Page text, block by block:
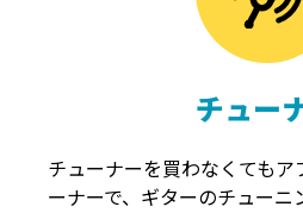
チュー
チューナーを買わなくても
ーナーで、ギターのチューニ